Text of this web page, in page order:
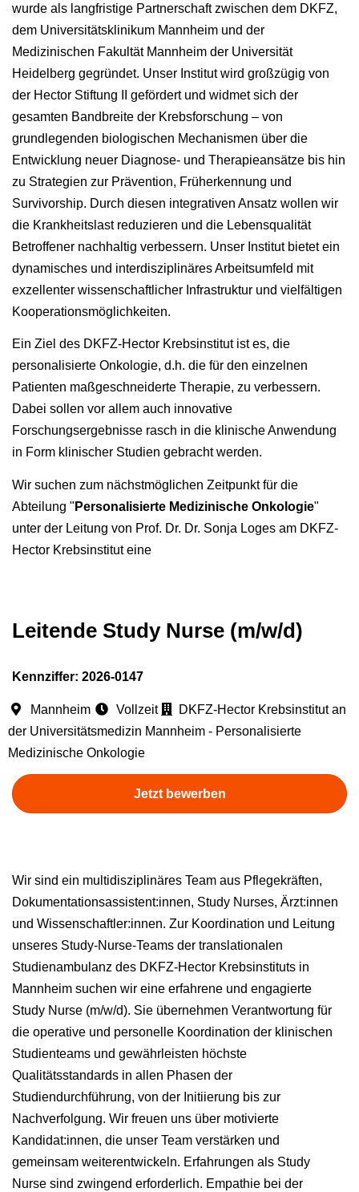
Leitende Study Nurse (m/w/d)
Kennziffer: 2026-0147
Mannheim Vollzeit
DKFZ-Hector Krebsinstitut an
der Universitätsmedizin Mannheim - Personalisierte
Medizinische Onkologie
Jetzt bewerben
wurde als langfristige Partnerschaft zwischen dem DKFZ,
dem Universitätsklinikum Mannheim und der
Medizinischen Fakultät Mannheim der Universität
Heidelberg gegründet. Unser Institut wird großzügig von
der Hector Stiftung II gefördert und widmet sich der
gesamten Bandbreite der Krebsforschung – von
grundlegenden biologischen Mechanismen über die
Entwicklung neuer Diagnose- und Therapieansätze bis hin
zu Strategien zur Prävention, Früherkennung und
Survivorship. Durch diesen integrativen Ansatz wollen wir
die Krankheitslast reduzieren und die Lebensqualität
Betroffener nachhaltig verbessern. Unser Institut bietet ein
dynamisches und interdisziplinäres Arbeitsumfeld mit
exzellenter wissenschaftlicher Infrastruktur und vielfältigen
Kooperationsmöglichkeiten.
Ein Ziel des DKFZ-Hector Krebsinstitut ist es, die
personalisierte Onkologie, d.h. die für den einzelnen
Patienten maßgeschneiderte Therapie, zu verbessern.
Dabei sollen vor allem auch innovative
Forschungsergebnisse rasch in die klinische Anwendung
in Form klinischer Studien gebracht werden.
Wir suchen zum nächstmöglichen Zeitpunkt für die
Abteilung " Personalisierte Medizinische Onkologie"
unter der Leitung von Prof. Dr. Dr. Sonja Loges am DKFZ-
Hector Krebsinstitut eine
Wir sind ein multidisziplinäres Team aus Pflegekräften,
Dokumentationsassistent:innen, Study Nurses, Ärzt:innen
und Wissenschaftler:innen. Zur Koordination und Leitung
unseres Study-Nurse-Teams der translationalen
Studienambulanz des DKFZ-Hector Krebsinstituts in
Mannheim suchen wir eine erfahrene und engagierte
Study Nurse (m/w/d). Sie übernehmen Verantwortung für
die operative und personelle Koordination der klinischen
Studienteams und gewährleisten höchste
Qualitätsstandards in allen Phasen der
Studiendurchführung, von der Initiierung bis zur
Nachverfolgung. Wir freuen uns über motivierte
Kandidat:innen, die unser Team verstärken und
gemeinsam weiterentwickeln. Erfahrungen als Study
Nurse sind zwingend erforderlich. Empathie bei der